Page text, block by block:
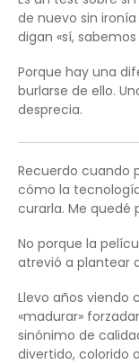
de nuevo sin
digan «sí,
Porque hay una
burlarse de ello.
desprecia.
Recuerdo cuando
cómo la
curarla. Me quedé
No porque la
atrevió a plantear
Llevo años viendo
«madurar»
sinónimo de
divertido, colorido